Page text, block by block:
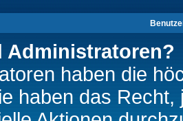
Administratoren?
haben die
haben das